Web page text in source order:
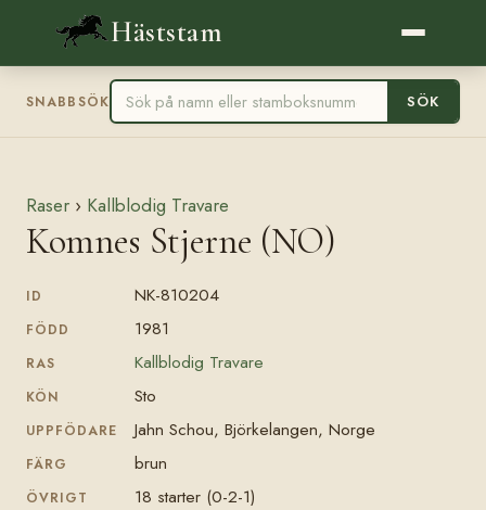
Häststam
SNABBSÖK SÖK
Raser › Kallblodig Travare
Komnes Stjerne (NO)
ID NK-810204
FÖDD 1981
RAS Kallblodig Travare
KÖN Sto
UPPFÖDARE Jahn Schou, Björkelangen, Norge
FÄRG brun
ÖVRIGT
18 starter (0-2-1)